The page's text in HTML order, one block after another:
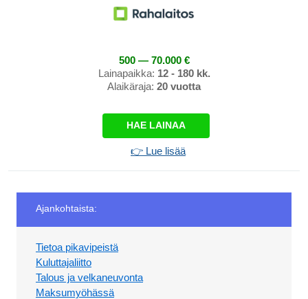
500 — 70.000 €
Lainapaikka: 12 - 180 kk.
Alaikäraja: 20 vuotta
HAE LAINAA
👉 Lue lisää
Ajankohtaista:
Tietoa pikavipeistä
Kuluttajaliitto
Talous ja velkaneuvonta
Maksumyöhässä